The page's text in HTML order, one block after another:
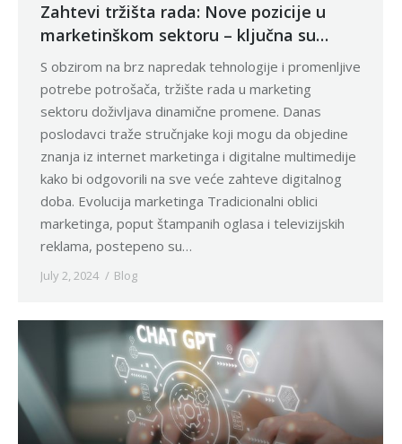
Zahtevi tržišta rada: Nove pozicije u
marketinškom sektoru – ključna su
znanja iz digitalne multimedije
S obzirom na brz napredak tehnologije i promenljive
potrebe potrošača, tržište rada u marketing
sektoru doživljava dinamične promene. Danas
poslodavci traže stručnjake koji mogu da objedine
znanja iz internet marketinga i digitalne multimedije
kako bi odgovorili na sve veće zahteve digitalnog
doba. Evolucija marketinga Tradicionalni oblici
marketinga, poput štampanih oglasa i televizijskih
reklama, postepeno su…
July 2, 2024 Blog